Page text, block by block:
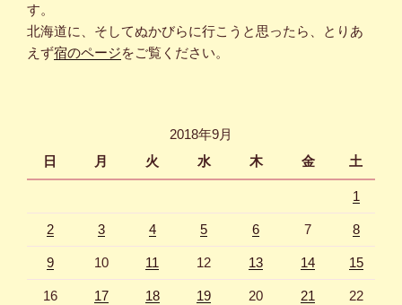
す。
北海道に、そしてぬかびらに行こうと思ったら、とりあ
えず宿のページをご覧ください。
2018年9月
日
月 火 水 木 金 土
1
2 3 4 5 6 7 8
9 10 11 12 13 14 15
16 17 18 19 20 21 22